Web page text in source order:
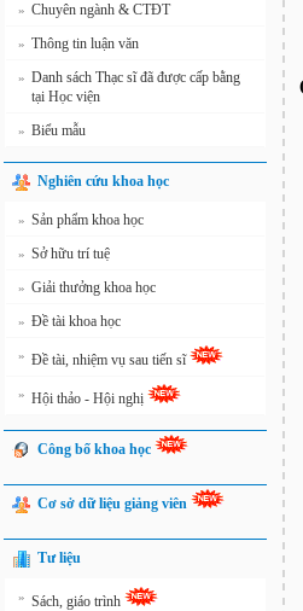
» Chuyên ngành & CTĐT
» Thông tin luận văn
» Danh sách Thạc sĩ đã được cấp bằng
tại Học viện
» Biểu mẫu
Nghiên cứu khoa học
» Sản phẩm khoa học
» Sở hữu trí tuệ
» Giải thưởng khoa học
» Đề tài khoa học
» Đề tài, nhiệm vụ sau tiến sĩ
» Hội thảo - Hội nghị
Công bố khoa học
Cơ sở dữ liệu giảng viên
Tư liệu
» Sách, giáo trình